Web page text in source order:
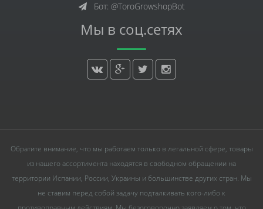
Бот: @ToroGrowshopBot
Мы в соц.сетях
Обратите внимание, что мы работаем только в легальной сфере, товары
из нашего ассортимента находятся в свободном обращении на
территории Испании, России, Украины и большинстве других стран. Мы
не ставим перед собой задачу подталкивать кого-либо к